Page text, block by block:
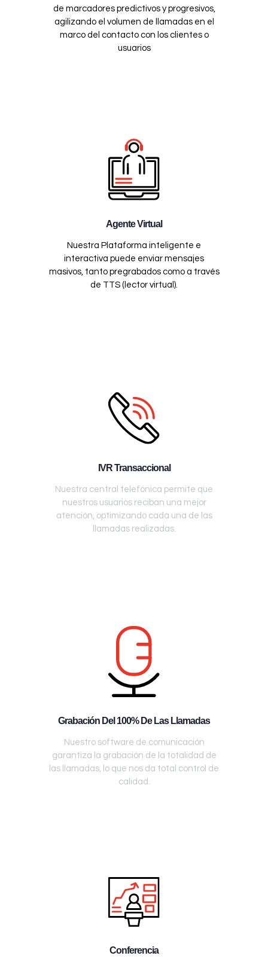
de marcadores predictivos y progresivos,
agilizando el volumen de llamadas en el
marco del contacto con los clientes o
usuarios
Agente Virtual
Nuestra Plataforma inteligente e
interactiva puede enviar mensajes
masivos, tanto pregrabados como a través
de TTS (lector virtual).
IVR Transaccional
Nuestra central telefónica permite que
nuestros usuarios reciban una mejor
atención, optimizando cada una de las
llamadas realizadas.
Grabación Del 100% De Las Llamadas
Nuestro software de comunicación
garantiza la grabación de la totalidad de
las llamadas, lo que nos da total control de
calidad.
Conferencia